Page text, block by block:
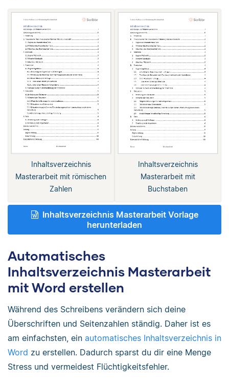
Inhaltsverzeichnis
Masterarbeit mit römischen
Zahlen
Inhaltsverzeichnis
Masterarbeit mit
Buchstaben
Inhaltsverzeichnis Masterarbeit Vorlage
herunterladen
Automatisches
Inhaltsverzeichnis Masterarbeit
mit Word erstellen
Während des Schreibens verändern sich deine
Überschriften und Seitenzahlen ständig. Daher ist es
am einfachsten, ein automatisches Inhaltsverzeichnis in
Word zu erstellen. Dadurch sparst du dir eine Menge
Stress und vermeidest Flüchtigkeitsfehler.